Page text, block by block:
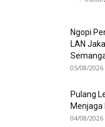
Ngopi
LAN
05/08/2026
Pulang
04/08/2026